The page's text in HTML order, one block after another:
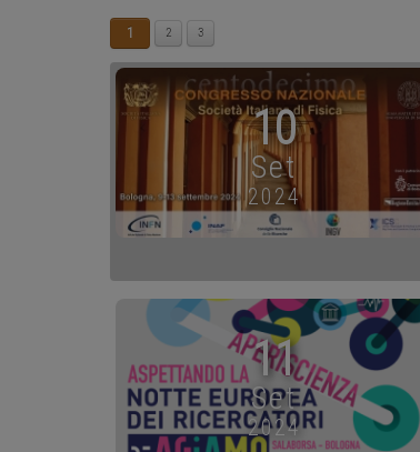
1 2 3
10
Set
2024
11
Set
2024